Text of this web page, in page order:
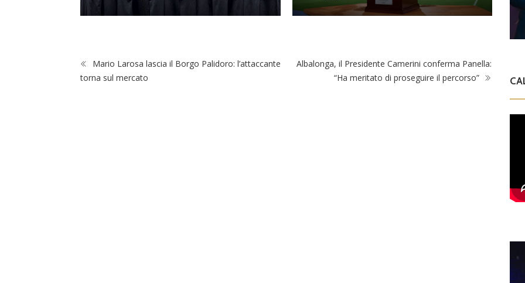
Mario Larosa lascia il Borgo Palidoro: l’attaccante
torna sul mercato
Albalonga, il Presidente Camerini conferma Panella:
“Ha meritato di proseguire il percorso”